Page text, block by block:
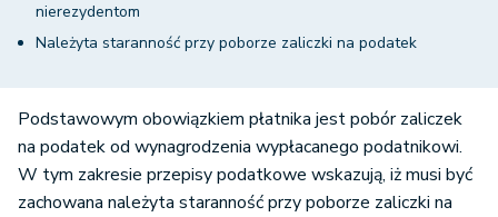
nierezydentom
Należyta staranność przy poborze zaliczki na podatek
Podstawowym obowiązkiem płatnika jest pobór zaliczek
na podatek od wynagrodzenia wypłacanego podatnikowi.
W tym zakresie przepisy podatkowe wskazują, iż musi być
zachowana należyta staranność przy poborze zaliczki na